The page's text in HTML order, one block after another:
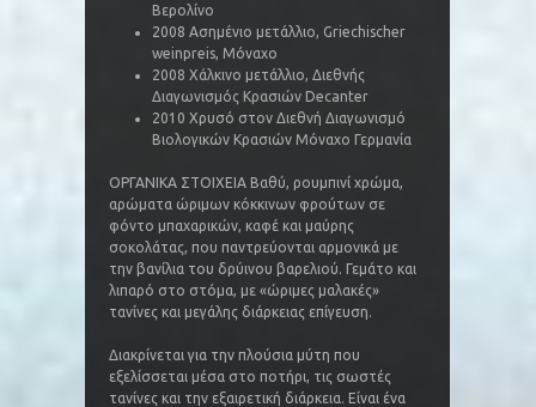
Βερολίνο
2008 Ασημένιο μετάλλιο, Griechischer
weinpreis, Μόναχο
2008 Χάλκινο μετάλλιο, Διεθνής
Διαγωνισμός Κρασιών Decanter
2010 Xρυσό στον Διεθνή Διαγωνισμό
Βιολογικών Κρασιών Μόναχο Γερμανία
ΟΡΓΑΝΙΚΑ ΣΤΟΙΧΕΙΑ Βαθύ, ρουμπινί χρώμα,
αρώματα ώριμων κόκκινων φρούτων σε
φόντο μπαχαρικών, καφέ και μαύρης
σοκολάτας, που παντρεύονται αρμονικά με
την βανίλια του δρύινου βαρελιού. Γεμάτο και
λιπαρό στο στόμα, με «ώριμες μαλακές»
τανίνες και μεγάλης διάρκειας επίγευση.
Διακρίνεται για την πλούσια μύτη που
εξελίσσεται μέσα στο ποτήρι, τις σωστές
τανίνες και την εξαιρετική διάρκεια. Είναι ένα